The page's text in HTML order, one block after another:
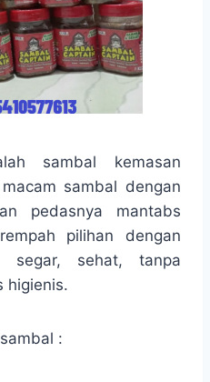
sambal kemasan
sambal dengan
pedasnya mantabs
pilihan dengan
segar, sehat, tanpa
higienis.
: